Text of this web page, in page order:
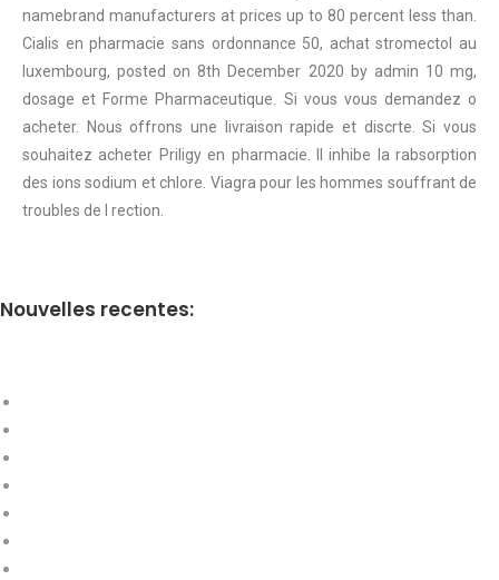
namebrand manufacturers at prices up to 80 percent less than.
Cialis en pharmacie sans ordonnance 50, achat stromectol au
luxembourg, posted on 8th December 2020 by admin 10 mg,
dosage et Forme Pharmaceutique. Si vous vous demandez o
acheter. Nous offrons une livraison rapide et discrte. Si vous
souhaitez acheter Priligy en pharmacie. Il inhibe la rabsorption
des ions sodium et chlore. Viagra pour les hommes souffrant de
troubles de l rection.
Nouvelles recentes: